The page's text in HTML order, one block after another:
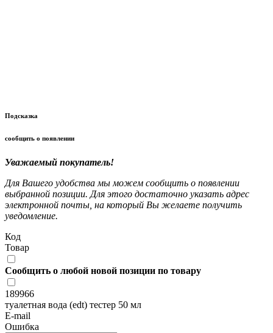
Подсказка
сообщить о появлении
Уважаемый покупатель!
Для Вашего удобства мы можем сообщить о появлении
выбранной позиции. Для этого достаточно указать адрес
электронной почты, на который Вы желаете получить
уведомление.
Код
Товар
Сообщить о любой новой позиции по товару
189966
туалетная вода (edt) тестер 50 мл
E-mail
Ошибка